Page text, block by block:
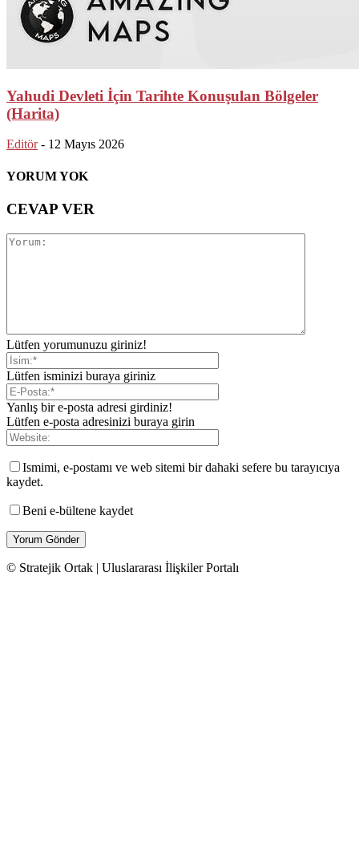
Yahudi Devleti İçin Tarihte Konuşulan Bölgeler
(Harita)
Editör - 12 Mayıs 2026
YORUM YOK
CEVAP VER
Lütfen yorumunuzu giriniz!
Lütfen isminizi buraya giriniz
Yanlış bir e-posta adresi girdiniz!
Lütfen e-posta adresinizi buraya girin
Ismimi, e-postamı ve web sitemi bir dahaki sefere bu tarayıcıya
kaydet.
Beni e-bültene kaydet
© Stratejik Ortak | Uluslararası İlişkiler Portalı